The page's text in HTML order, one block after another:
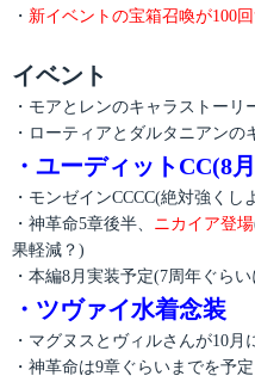
・ 新イベントの宝箱召喚が100
イベント
・モアとレンのキャラストーリ
・ローティアとダルタニアンの
・ユーディットCC(8
・モンゼインCCCC(絶対強くし
・神革命5章後半、 ニカイア登場
果軽減？)
・本編8月実装予定(7周年ぐら
・ツヴァイ水着念装
・マグヌスとヴィルさんが10月
・神革命は9章ぐらいまでを予定